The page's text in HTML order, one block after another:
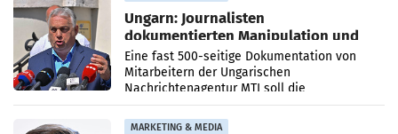
Ungarn: Journalisten
dokumentierten Manipulation und
Zensur
Eine fast 500-seitige Dokumentation von
Mitarbeitern der Ungarischen
Nachrichtenagentur MTI soll die
systematische Nachrichten-Manipulation und
Zensur bei der Agentur während der Zeit
MARKETING & MEDIA